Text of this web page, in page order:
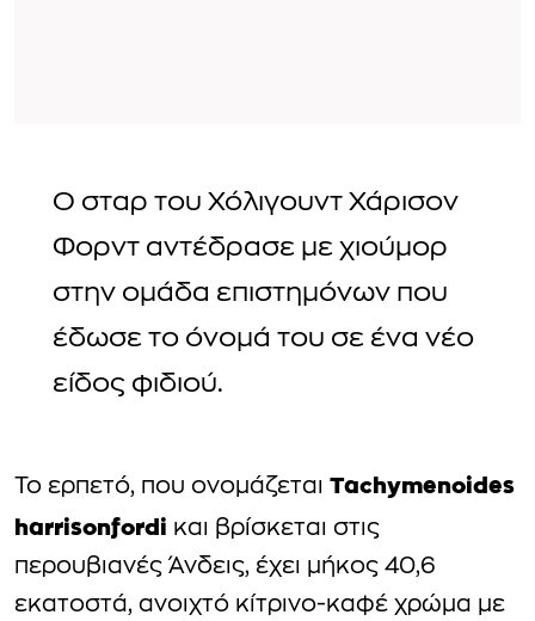
Ο σταρ του Χόλιγουντ Χάρισον
Φορντ αντέδρασε με χιούμορ
στην ομάδα επιστημόνων που
έδωσε το όνομά του σε ένα νέο
είδος φιδιού.
Το ερπετό, που ονομάζεται Tachymenoides
harrisonfordi και βρίσκεται στις
περουβιανές Άνδεις, έχει μήκος 40,6
εκατοστά, ανοιχτό κίτρινο-καφέ χρώμα με